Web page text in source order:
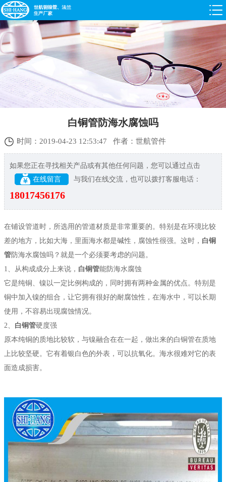
白铜管防海水腐蚀吗
时间：2019-04-23 12:53:47 作者：世航管件
如果您正在寻找相关产品或有其他任何问题，您可以通过点击
在线留言
与我们在线交流，也可以拨打客服电话：
18017456176
在铺设管道时，所选用的管道材质是非常重要的。特别是在环境比较
差的地方，比如大海，里面海水都是碱性，腐蚀性很强。这时， 白铜
管防海水腐蚀吗？就是一个必须要考虑的问题。
1、从构成成分上来说， 白铜管能防海水腐蚀
它是纯铜、镍以一定比例构成的，同时拥有两种金属的优点。特别是
铜中加入镍的组合，让它拥有很好的耐腐蚀性，在海水中，可以长期
使用，不容易出现腐蚀情况。
2、 白铜管硬度强
原本纯铜的质地比较软，与镍融合在在一起，做出来的白铜管在质地
上比较坚硬。它有着银白色的外表，可以抗氧化。海水很难对它的表
面造成损害。